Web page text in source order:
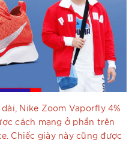
Nike Zoom Vaporfly 4%
cách mạng ở phần trên
Chiếc giày này cũng được